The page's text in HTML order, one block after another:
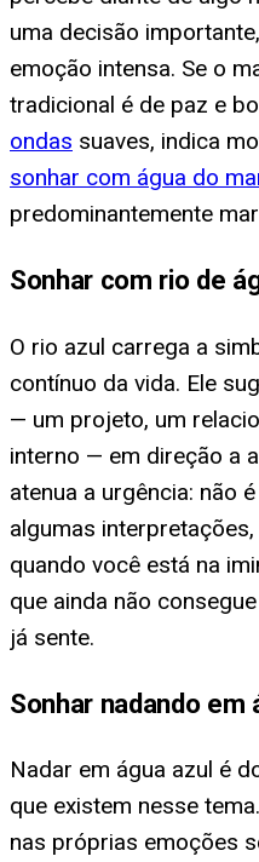
uma decisão
emoção intensa. Se o
tradicional é de paz e
ondas suaves, indica
sonhar com água do
predominantemente
Sonhar com rio de
O rio azul carrega a
contínuo da vida. Ele
— um projeto, um
interno — em direção a
atenua a urgência: não
algumas
quando você está na
que ainda não
já sente.
Sonhar nadando em
Nadar em água azul é
que existem nesse
nas próprias emoções